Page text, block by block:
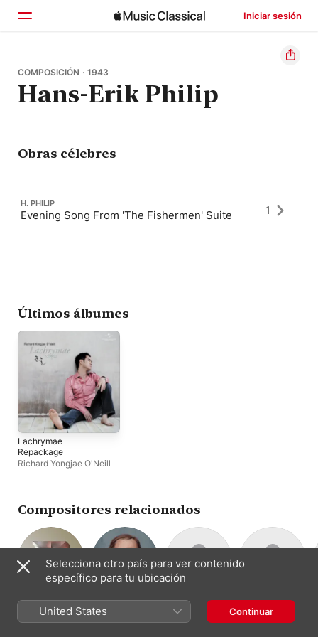
Iniciar sesión
Inicio
Explorar
COMPOSICIÓN · 1943
Hans-Erik Philip
Obras célebres
H. PHILIP
Evening Song From 'The Fishermen' Suite 1
Últimos álbumes
Lachrymae
Repackage
Richard Yongjae O'Neill
Compositores relacionados
Joachim Raff
Composición
Jacques
Offenbach
Jacques
Arcadelt
Burgmüller
Selecciona otro país para ver contenido
específico para tu ubicación
United States Continuar